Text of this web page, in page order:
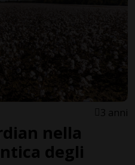
3 anni
nella
degli